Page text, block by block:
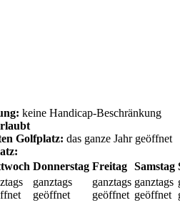
keine Handicap-Beschränkung
Golfplatz: das ganze Jahr geöffnet
Donnerstag Freitag Samstag
ganztags
geöffnet
ganztags
geöffnet
ganztags
geöffnet